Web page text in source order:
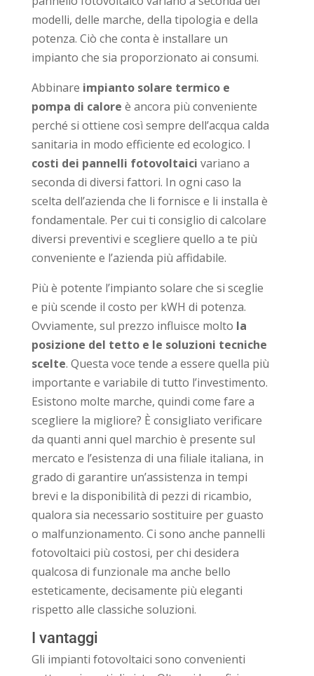
modelli, delle marche, della tipologia e della
potenza. Ciò che conta è installare un
impianto che sia proporzionato ai consumi.
Abbinare impianto solare termico e
pompa di calore è ancora più conveniente
perché si ottiene così sempre dell’acqua calda
sanitaria in modo efficiente ed ecologico. I
costi dei pannelli fotovoltaici variano a
seconda di diversi fattori. In ogni caso la
scelta dell’azienda che li fornisce e li installa è
fondamentale. Per cui ti consiglio di calcolare
diversi preventivi e scegliere quello a te più
conveniente e l’azienda più affidabile.
Più è potente l’impianto solare che si sceglie
e più scende il costo per kWH di potenza.
Ovviamente, sul prezzo influisce molto la
posizione del tetto e le soluzioni tecniche
scelte. Questa voce tende a essere quella più
importante e variabile di tutto l’investimento.
Esistono molte marche, quindi come fare a
scegliere la migliore? È consigliato verificare
da quanti anni quel marchio è presente sul
mercato e l’esistenza di una filiale italiana, in
grado di garantire un’assistenza in tempi
brevi e la disponibilità di pezzi di ricambio,
qualora sia necessario sostituire per guasto
o malfunzionamento. Ci sono anche pannelli
fotovoltaici più costosi, per chi desidera
qualcosa di funzionale ma anche bello
esteticamente, decisamente più eleganti
rispetto alle classiche soluzioni.
I vantaggi
Gli impianti fotovoltaici sono convenienti